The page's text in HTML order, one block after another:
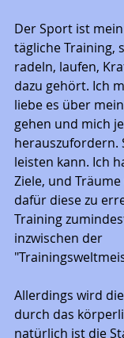
Der Sport ist
tägliche Training,
radeln, laufen,
dazu gehört. Ich
liebe es über
gehen und mich
herauszufordern.
leisten kann. Ich
Ziele, und
dafür diese zu
Training
inzwischen der
Allerdings wird
durch das
natürlich ist die